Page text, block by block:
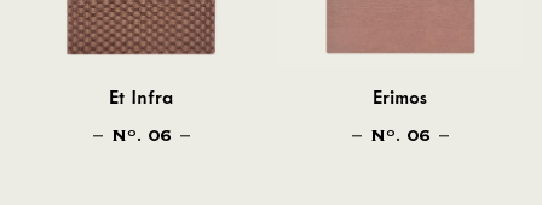
Et Infra
NO . 06
Erimos
NO . 06